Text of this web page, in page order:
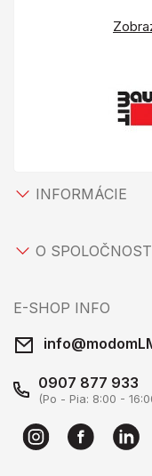
INFORMÁCIE
O
E-SHOP INFO
0907 877 933
(Po - Pia: 8:00 -